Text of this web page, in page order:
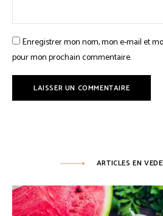
Enregistrer mon nom, mon e-mail et
pour mon prochain commentaire.
ARTICLES EN